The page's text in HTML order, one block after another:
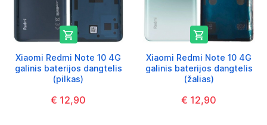

Xiaomi Redmi Note 10 4G
galinis baterijos dangtelis
(pilkas)
€ 12,90

Xiaomi Redmi Note 10 4G
galinis baterijos dangtelis
(žalias)
€ 12,90